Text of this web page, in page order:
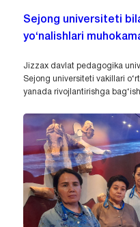
Sejong universiteti
yo‘nalishlari
Jizzax davlat pedagogika
Sejong universiteti vakillari
yanada rivojlantirishga